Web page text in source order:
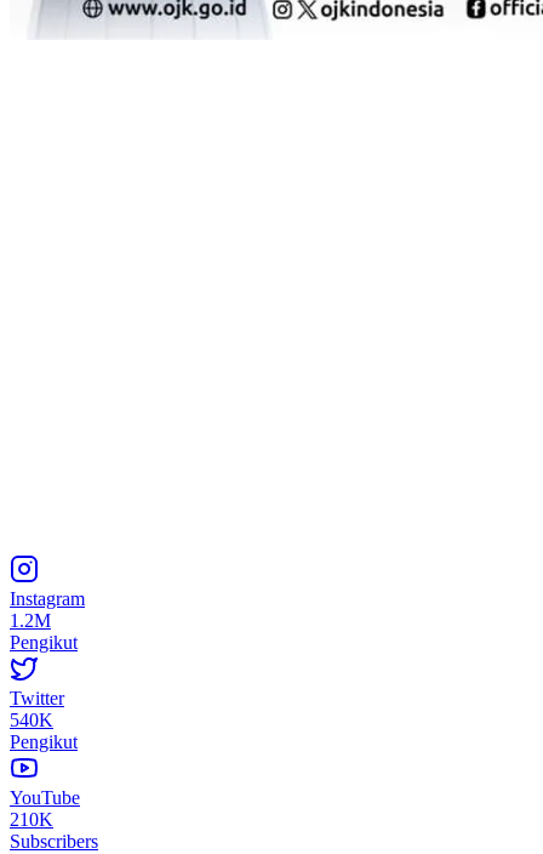
Instagram
1.2M
Pengikut
Twitter
540K
Pengikut
YouTube
210K
Subscribers